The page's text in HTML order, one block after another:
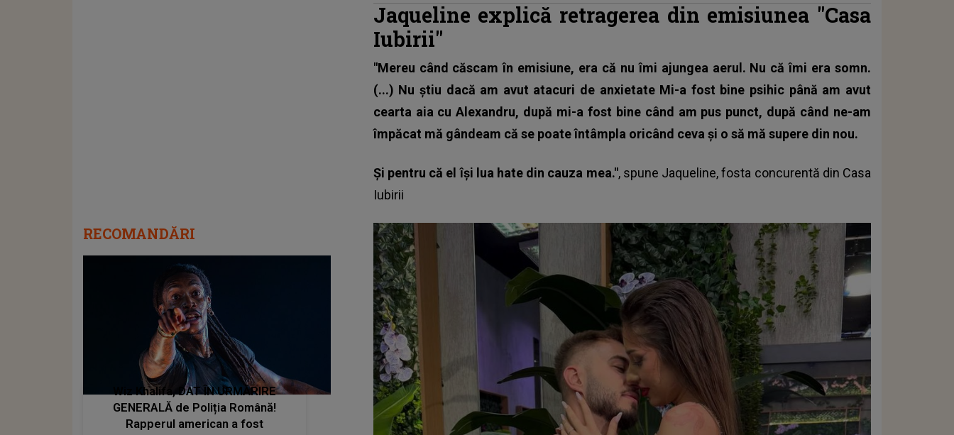
Jaqueline explică retragerea din emisiunea "Casa
Iubirii"
"Mereu când căscam în emisiune, era că nu îmi ajungea aerul. Nu că îmi era somn.
(...) Nu știu dacă am avut atacuri de anxietate Mi-a fost bine psihic până am avut
cearta aia cu Alexandru, după mi-a fost bine când am pus punct, după când ne-am
împăcat mă gândeam că se poate întâmpla oricând ceva și o să mă supere din nou.
Și pentru că el își lua hate din cauza mea.", spune Jaqueline, fosta concurentă din Casa
Iubirii
RECOMANDĂRI
Wiz Khalifa, DAT ÎN URMĂRIRE
GENERALĂ de Poliția Română!
Rapperul american a fost